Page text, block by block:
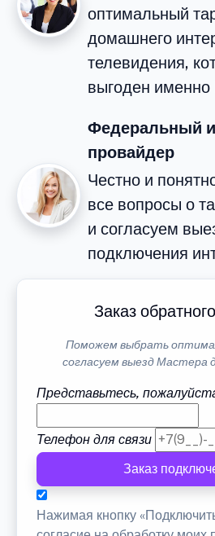
оптимальный
домашнего
телевидения,
выгоден
Федеральный
провайдер
Честно и
все вопросы о
и согласуем
подключения
Заказ
Поможем выбрать
согласуем выезд Мастера
Представьтесь,
Телефон для связи
Заказ
Нажимая кнопку